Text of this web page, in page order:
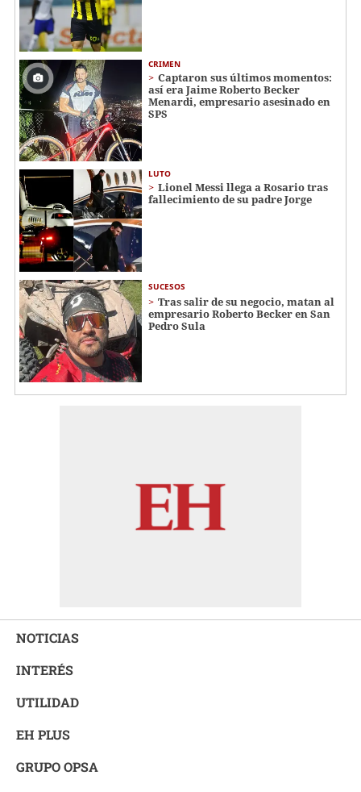
CRIMEN
Captaron sus últimos momentos:
así era Jaime Roberto Becker
Menardi​​​, empresario asesinado en
SPS
LUTO
Lionel Messi llega a Rosario tras
fallecimiento de su padre Jorge
SUCESOS
Tras salir de su negocio, matan al
empresario Roberto Becker en San
Pedro Sula
NOTICIAS
INTERÉS
UTILIDAD
EH PLUS
GRUPO OPSA